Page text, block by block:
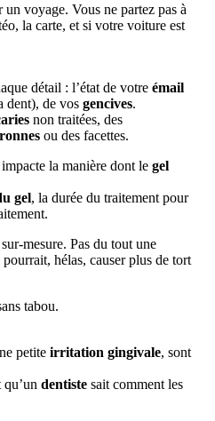
un voyage. Vous ne partez pas à
la carte, et si votre voiture est
détail : l’état de votre émail
dent), de vos gencives.
non traitées, des
ou des facettes.
la manière dont le gel
gel, la durée du traitement pour
sur-mesure. Pas du tout une
hélas, causer plus de tort
tabou.
petite irritation gingivale, sont
dentiste sait comment les